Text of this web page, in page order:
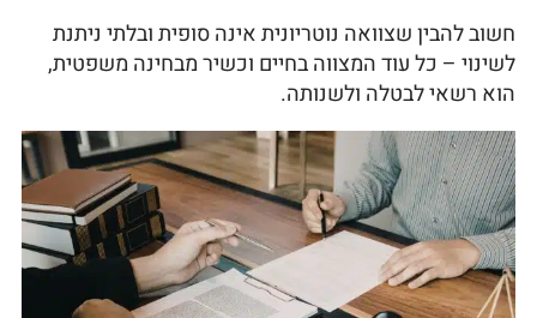
חשוב להבין שצוואה נוטריונית אינה סופית ובלתי ניתנת
לשינוי – כל עוד המצווה בחיים וכשיר מבחינה משפטית,
הוא רשאי לבטלה ולשנותה.